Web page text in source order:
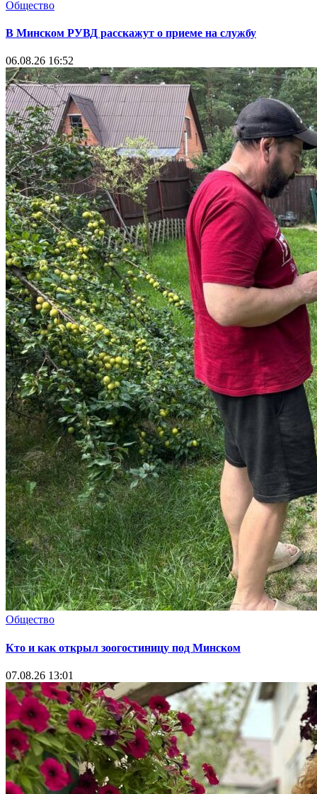
Общество
В Минском РУВД расскажут о приеме на службу
06.08.26 16:52
Общество
Кто и как открыл зоогостиницу под Минском
07.08.26 13:01